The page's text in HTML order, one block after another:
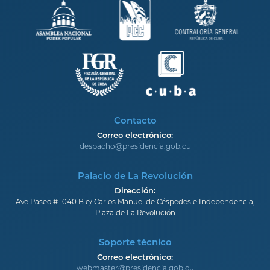
Contacto
Correo electrónico:
despacho@presidencia.gob.cu
Palacio de La Revolución
Dirección:
Ave Paseo # 1040 B e/ Carlos Manuel de Céspedes e Independencia,
Plaza de La Revolución
Soporte técnico
Correo electrónico:
webmaster@presidencia.gob.cu